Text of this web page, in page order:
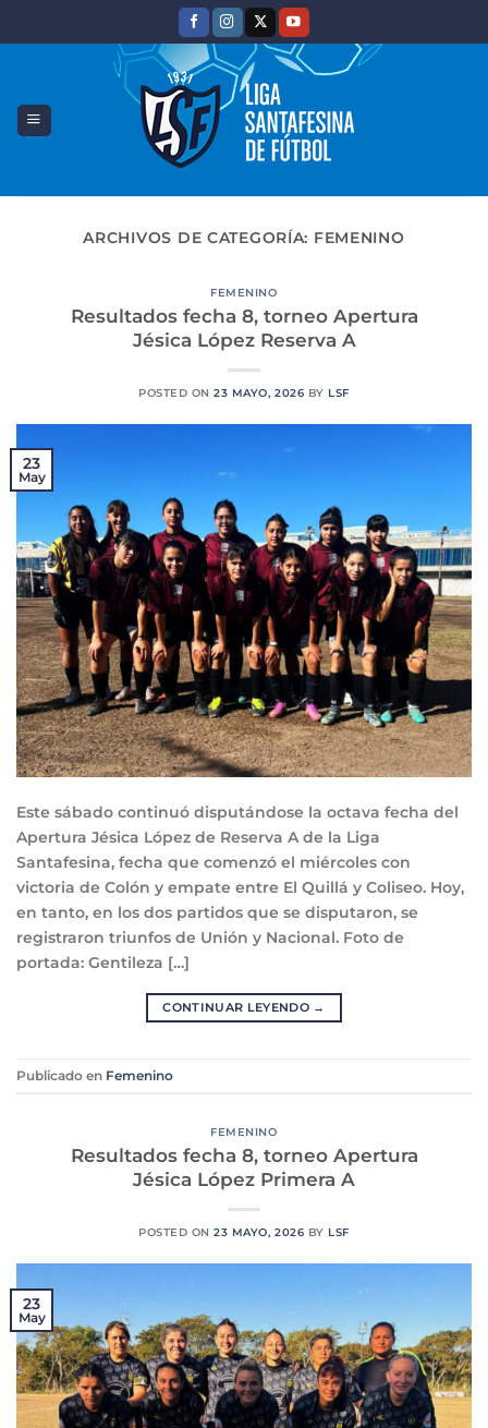
ARCHIVOS DE CATEGORÍA: FEMENINO
FEMENINO
Resultados fecha 8, torneo Apertura
Jésica López Reserva A
POSTED ON23 MAYO, 2026 BY LSF
23
May
Este sábado continuó disputándose la octava fecha del
Apertura Jésica López de Reserva A de la Liga
Santafesina, fecha que comenzó el miércoles con
victoria de Colón y empate entre El Quillá y Coliseo. Hoy,
en tanto, en los dos partidos que se disputaron, se
registraron triunfos de Unión y Nacional. Foto de
portada: Gentileza […]
CONTINUAR LEYENDO →
Publicado en Femenino
FEMENINO
Resultados fecha 8, torneo Apertura
Jésica López Primera A
POSTED ON23 MAYO, 2026 BY LSF
23
May